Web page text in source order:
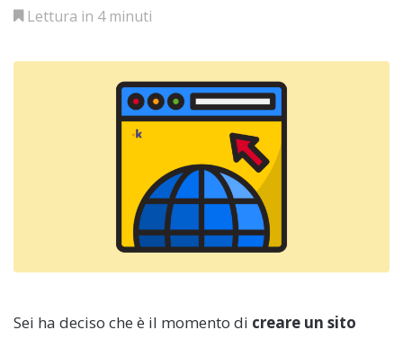
Lettura in 4 minuti
Sei ha deciso che è il momento di creare un sito